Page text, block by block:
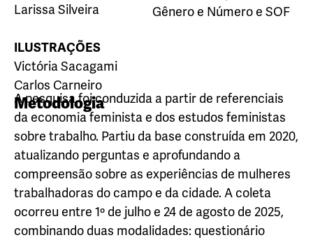
Larissa Silveira
ILUSTRAÇÕES
Victória Sacagami
Carlos Carneiro
Gênero e Número e SOF
Metodologia
A pesquisa foi conduzida a partir de referenciais
da economia feminista e dos estudos feministas
sobre trabalho. Partiu da base construída em 2020,
atualizando perguntas e aprofundando a
compreensão sobre as experiências de mulheres
trabalhadoras do campo e da cidade. A coleta
ocorreu entre 1º de julho e 24 de agosto de 2025,
combinando duas modalidades: questionário